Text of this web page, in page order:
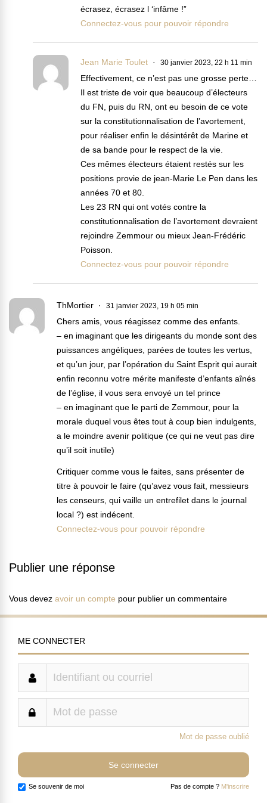
écrasez, écrasez l ‘infâme !”
Connectez-vous pour pouvoir répondre
Jean Marie Toulet 30 janvier 2023, 22 h 11 min
Effectivement, ce n’est pas une grosse perte…
Il est triste de voir que beaucoup d’électeurs
du FN, puis du RN, ont eu besoin de ce vote
sur la constitutionnalisation de l’avortement,
pour réaliser enfin le désintérêt de Marine et
de sa bande pour le respect de la vie.
Ces mêmes électeurs étaient restés sur les
positions provie de jean-Marie Le Pen dans les
années 70 et 80.
Les 23 RN qui ont votés contre la
constitutionnalisation de l’avortement devraient
rejoindre Zemmour ou mieux Jean-Frédéric
Poisson.
Connectez-vous pour pouvoir répondre
ThMortier 31 janvier 2023, 19 h 05 min
Chers amis, vous réagissez comme des enfants.
– en imaginant que les dirigeants du monde sont des
puissances angéliques, parées de toutes les vertus,
et qu’un jour, par l’opération du Saint Esprit qui aurait
enfin reconnu votre mérite manifeste d’enfants aînés
de l’église, il vous sera envoyé un tel prince
– en imaginant que le parti de Zemmour, pour la
morale duquel vous êtes tout à coup bien indulgents,
a le moindre avenir politique (ce qui ne veut pas dire
qu’il soit inutile)
Critiquer comme vous le faites, sans présenter de
titre à pouvoir le faire (qu’avez vous fait, messieurs
les censeurs, qui vaille un entrefilet dans le journal
local ?) est indécent.
Connectez-vous pour pouvoir répondre
Publier une réponse
Vous devez avoir un compte pour publier un commentaire
ME CONNECTER
Mot de passe oublié
Se souvenir de moi Pas de compte ? M'inscrire